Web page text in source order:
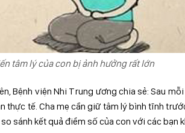
tâm lý của con bị ảnh hưởng rất lớn
Bệnh viện Nhi Trung ương chia sẻ: Sau
thực tế. Cha mẹ cần giữ tâm lý bình tĩnh
sánh kết quả điểm số của con với các bạn